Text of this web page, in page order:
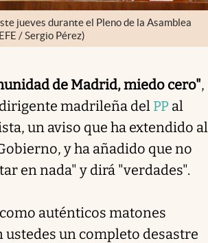
jueves durante el Pleno de la Asamblea
/ Sergio Pérez)
de Madrid, miedo cero",
madrileña del PP al
un aviso que ha extendido al
y ha añadido que no
en nada" y dirá "verdades".
auténticos matones
ustedes un completo desastre